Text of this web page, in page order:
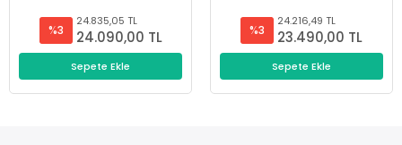
%3
24.835,05 TL
24.090,00 TL
Sepete Ekle
%3
24.216,49 TL
23.490,00 TL
Sepete Ekle